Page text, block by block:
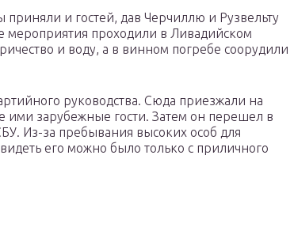
и гостей, дав Черчиллю и Рузвельту
проходили в Ливадийском
и воду, а в винном погребе соорудили
руководства. Сюда приезжали на
зарубежные гости. Затем он перешел в
Из-за пребывания высоких особ для
его можно было только с приличного